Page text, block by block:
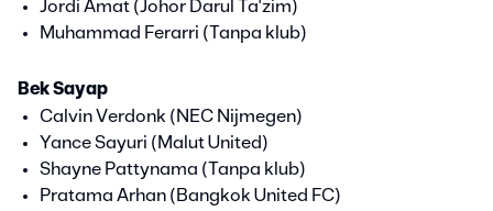
Jordi Amat (Johor Darul Ta'zim)
Muhammad Ferarri (Tanpa klub)
Bek Sayap
Calvin Verdonk (NEC Nijmegen)
Yance Sayuri (Malut United)
Shayne Pattynama (Tanpa klub)
Pratama Arhan (Bangkok United FC)